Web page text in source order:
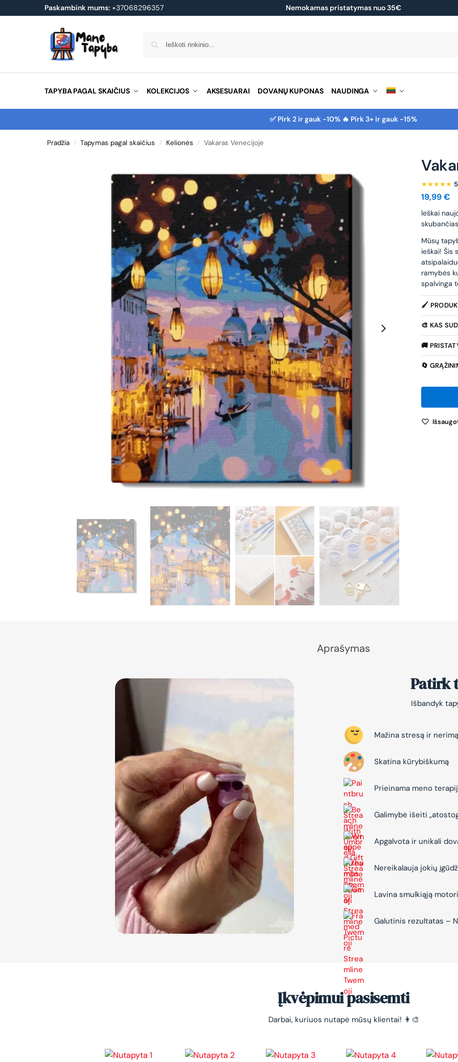
Paskambink mums: +37068296357 Nemokamas pristatymas nuo 35€
TAPYBA PAGAL SKAIČIUS KOLEKCIJOS AKSESUARAI DOVANŲ KUPONAS NAUDINGA
✅ Pirk 2 ir gauk -10% 🔥 Pirk 3+ ir gauk -15%
Pradžia / Tapymas pagal skaičius / Kelionės / Vakaras Venecijoje
★★★★★
19,99€
leškai
Mūsų
ieškai! Šis
ramybės
spalvinga
🖌️
🎨 KAS
🚚
🔄
Aprašymas
Patirk
Išbandyk
Mažina stresą ir nerimą
Skatina kūrybiškumą
Prieinama meno
Galimybė išeiti
Apgalvota ir unikali
Nereikalauja jokių
Lavina smulkiąją
Galutinis rezultatas –
Įkvėpimui pasisemti
Darbai, kuriuos nutapė mūsų klientai! 👩‍🎨